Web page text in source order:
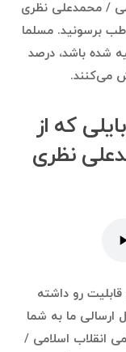
/ محمدعلی نظری
برسونید. مسلما
شده باشد، درصد
می‌کنند.
که از
نظری
رو داشته
ارسالی ما به شما
انقلاب اسلامی /